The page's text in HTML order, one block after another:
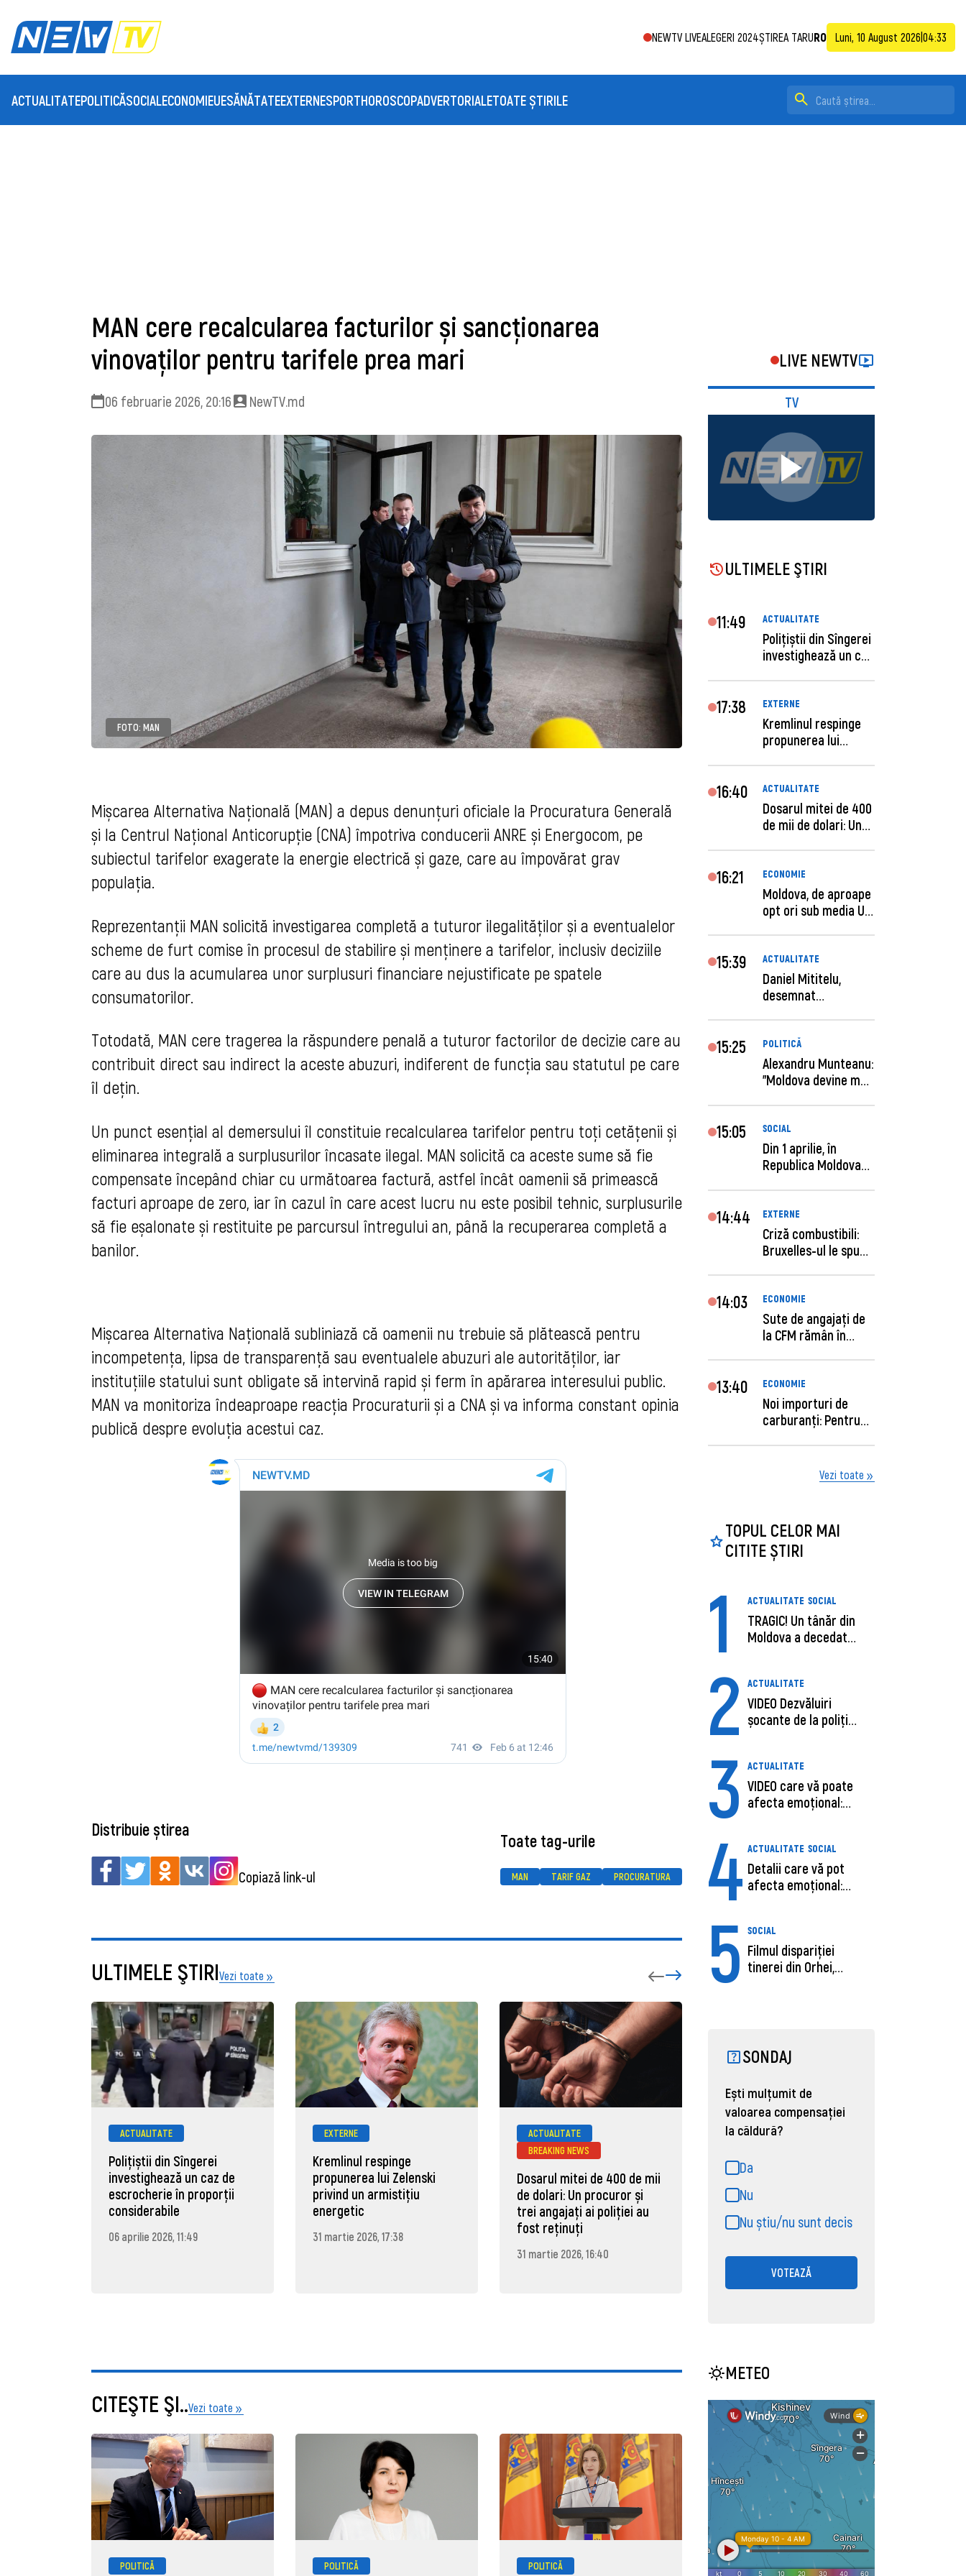
NEWTV LIVEALEGERI 2024ȘTIREA TARURO Luni, 10 August 2026 04:33
ACTUALITATEPOLITICĂSOCIAL ECONOMIEUESĂNĂTATEEXTERNESPORTHOROSCOPADVERTORIALETOATE ȘTIRILE
MAN cere recalcularea facturilor și sancționarea
vinovaților pentru tarifele prea mari
06 februarie 2026, 20:16 NewTV.md
FOTO: MAN
Mișcarea Alternativa Națională (MAN) a depus denunțuri oficiale la Procuratura Generală
și la Centrul Național Anticorupție (CNA) împotriva conducerii ANRE și Energocom, pe
subiectul tarifelor exagerate la energie electrică și gaze, care au împovărat grav
populația.
Reprezentanții MAN solicită investigarea completă a tuturor ilegalităților și a eventualelor
scheme de furt comise în procesul de stabilire și menținere a tarifelor, inclusiv deciziile
care au dus la acumularea unor surplusuri financiare nejustificate pe spatele
consumatorilor.
Totodată, MAN cere tragerea la răspundere penală a tuturor factorilor de decizie care au
contribuit direct sau indirect la aceste abuzuri, indiferent de funcția sau statutul pe care
îl dețin.
Un punct esențial al demersului îl constituie recalcularea tarifelor pentru toți cetățenii și
eliminarea integrală a surplusurilor încasate ilegal. MAN solicită ca aceste sume să fie
compensate începând chiar cu următoarea factură, astfel încât oamenii să primească
facturi aproape de zero, iar în cazul în care acest lucru nu este posibil tehnic, surplusurile
să fie eșalonate și restituite pe parcursul întregului an, până la recuperarea completă a
banilor.
Mișcarea Alternativa Națională subliniază că oamenii nu trebuie să plătească pentru
incompetența, lipsa de transparență sau eventualele abuzuri ale autorităților, iar
instituțiile statului sunt obligate să intervină rapid și ferm în apărarea interesului public.
MAN va monitoriza îndeaproape reacția Procuraturii și a CNA și va informa constant opinia
publică despre evoluția acestui caz.
Distribuie știrea
Copiază link-ul
Toate tag-urile
MAN TARIF GAZ PROCURATURA
ULTIMELE ŞTIRIVezi toate
ACTUALITATE
Polițiștii din Sîngerei
investighează un caz de
escrocherie în proporții
considerabile
06 aprilie 2026, 11:49
EXTERNE
Kremlinul respinge
propunerea lui Zelenski
privind un armistițiu
energetic
31 martie 2026, 17:38
ACTUALITATE
BREAKING NEWS
Dosarul mitei de 400 de mii
de dolari: Un procuror și
trei angajați ai poliției au
fost reținuți
31 martie 2026, 16:40
ECONOMIE
Moldova, de aproape opt ori
sub media UE la costul
muncii pe ora
31 martie 2026, 16:21
CITEŞTE ŞI..Vezi toate
POLITICĂ POLITICĂ POLITICĂ
LIVE NEWTV
TV
ULTIMELE ŞTIRI
11:49 ACTUALITATE
Polițiștii din Sîngerei
investighează un caz
17:38 EXTERNE
Kremlinul respinge
propunerea lui
16:40 ACTUALITATE
Dosarul mitei de 400
de mii de dolari: Un
16:21 ECONOMIE
Moldova, de aproape
opt ori sub media UE
15:39 ACTUALITATE
Daniel Mititelu,
desemnat
15:25 POLITICĂ
Alexandru Munteanu:
"Moldova devine mai
15:05 SOCIAL
Din 1 aprilie, în
Republica Moldova
14:44 EXTERNE
Criză combustibili:
Bruxelles-ul le spune
14:03 ECONOMIE
Sute de angajaţi de
la CFM rămân în
13:40 ECONOMIE
Noi importuri de
carburanți: Pentru
Vezi toate
TOPUL CELOR MAI
CITITE ȘTIRI
1 ACTUALITATE SOCIAL
TRAGIC! Un tânăr din
Moldova a decedat
2 ACTUALITATE
VIDEO Dezvăluiri
șocante de la poliție,
3 ACTUALITATE
VIDEO care vă poate
afecta emoțional:
4 ACTUALITATE SOCIAL
Detalii care vă pot
afecta emoțional:
5 SOCIAL
Filmul dispariției
tinerei din Orhei,
SONDAJ
Ești mulțumit de
valoarea compensației
la căldură?
Da
Nu
Nu știu/nu sunt decis
VOTEAZĂ
METEO